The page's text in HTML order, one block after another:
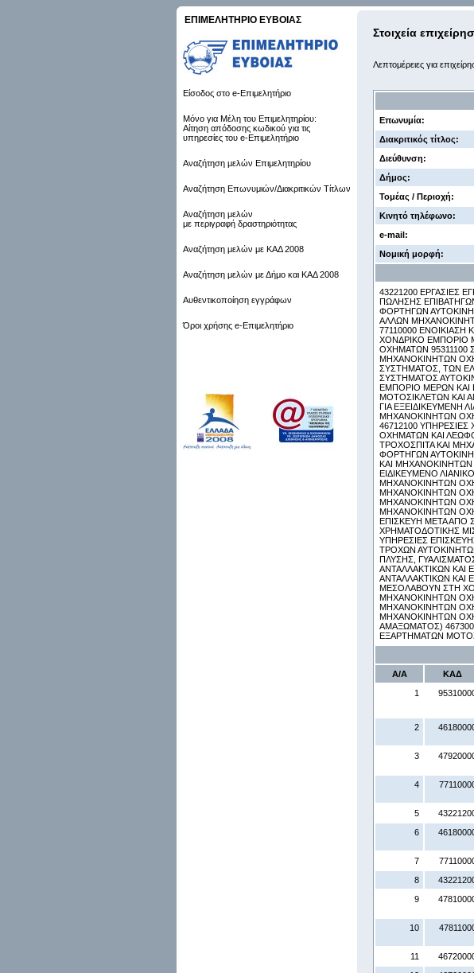
ΕΠΙΜΕΛΗΤΗΡΙΟ ΕΥΒΟΙΑΣ
Είσοδος στο e-Επιμελητήριο
Μόνο για Μέλη του Επιμελητηρίου:
Αίτηση απόδοσης κωδικού για τις
υπηρεσίες του e-Επιμελητήριο
Αναζήτηση μελών Επιμελητηρίου
Αναζήτηση Επωνυμιών/Διακριτικών Τίτλων
Αναζήτηση μελών
με περιγραφή δραστηριότητας
Αναζήτηση μελών με ΚΑΔ 2008
Αναζήτηση μελών με Δήμο και ΚΑΔ 2008
Αυθεντικοποίηση εγγράφων
Όροι χρήσης e-Επιμελητήριο
Στοιχεία
Λεπτομέρειες για
Επωνυμία:
Διακριτικός τίτλος:
Διεύθυνση:
Δήμος:
Τομέας / Περιοχή:
Κινητό τηλέφωνο:
e-mail:
Νομική μορφή:
43221200 ΕΡΓΑΣΙΕΣ
ΠΩΛΗΣΗΣ
ΦΟΡΤΗΓΩΝ
ΑΛΛΩΝ
77110000
ΧΟΝΔΡΙΚΟ ΕΜΠΟΡΙΟ
ΟΧΗΜΑΤΩΝ 95311100
ΜΗΧΑΝΟΚΙΝΗΤΩΝ
ΣΥΣΤΗΜΑΤΟΣ, ΤΩΝ
ΣΥΣΤΗΜΑΤΟΣ
ΕΜΠΟΡΙΟ ΜΕΡΩΝ ΚΑΙ
ΜΟΤΟΣΙΚΛΕΤΩΝ ΚΑΙ
ΓΙΑ ΕΞΕΙΔΙΚΕΥΜΕΝΗ
ΜΗΧΑΝΟΚΙΝΗΤΩΝ
46712100
ΟΧΗΜΑΤΩΝ ΚΑΙ
ΤΡΟΧΟΣΠΙΤΑ ΚΑΙ
ΦΟΡΤΗΓΩΝ
ΚΑΙ ΜΗΧΑΝΟΚΙΝΗΤΩΝ
ΕΙΔΙΚΕΥΜΕΝΟ
ΜΗΧΑΝΟΚΙΝΗΤΩΝ
ΜΗΧΑΝΟΚΙΝΗΤΩΝ
ΜΗΧΑΝΟΚΙΝΗΤΩΝ
ΜΗΧΑΝΟΚΙΝΗΤΩΝ
ΕΠΙΣΚΕΥΗ ΜΕΤΑ ΑΠΟ
ΧΡΗΜΑΤΟΔΟΤΙΚΗΣ
ΥΠΗΡΕΣΙΕΣ
ΤΡΟΧΩΝ
ΠΛΥΣΗΣ,
ΑΝΤΑΛΛΑΚΤΙΚΩΝ ΚΑΙ
ΑΝΤΑΛΛΑΚΤΙΚΩΝ ΚΑΙ
ΜΕΣΟΛΑΒΟΥΝ ΣΤΗ
ΜΗΧΑΝΟΚΙΝΗΤΩΝ
ΜΗΧΑΝΟΚΙΝΗΤΩΝ
ΜΗΧΑΝΟΚΙΝΗΤΩΝ
ΑΜΑΞΩΜΑΤΟΣ)
ΕΞΑΡΤΗΜΑΤΩΝ
Α/Α
ΚΑΔ
1
2
3
4
5
6
7
8
9
10
11